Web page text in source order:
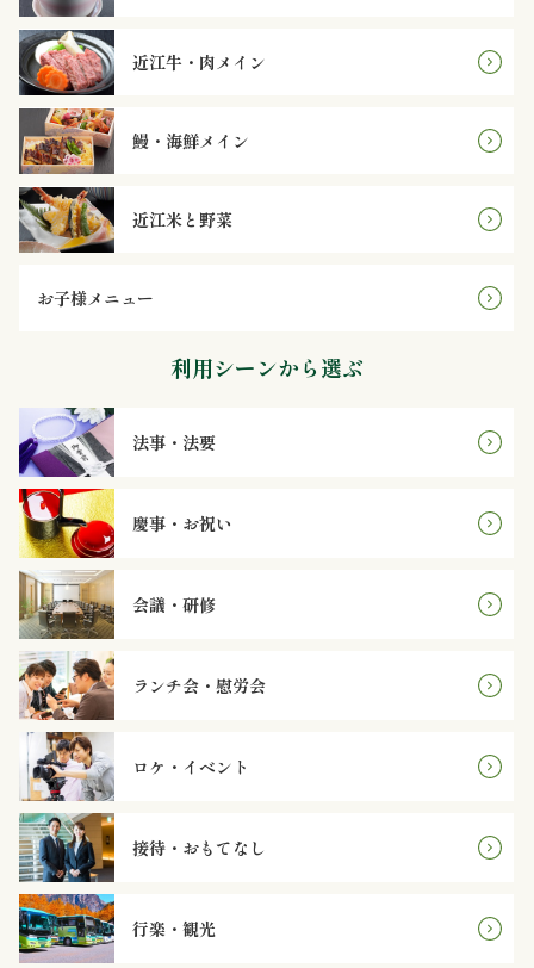
海
鮮
メ
イ
ン
と
野
菜
お
子
様
メ
ニ
ュ
ー
ご
近江牛・肉メイン
鰻・海鮮メイン
近江米と野菜
お子様メニュー
利用シーンから選ぶ
法事・法要
慶事・お祝い
会議・研修
ランチ会・慰労会
ロケ・イベント
接待・おもてなし
行楽・観光